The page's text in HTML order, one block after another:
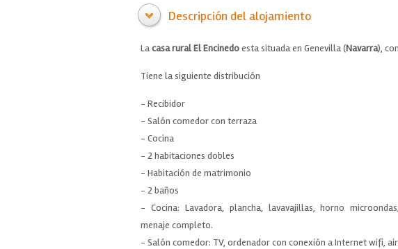
Descripción del alojamiento
Lacasa ruralEl Encinedoesta situada en Genevilla (Navarra),
Tiene la siguiente distribución
- Recibidor
- Salón comedor con terraza
- Cocina
- 2 habitaciones dobles
- Habitación de matrimonio
- 2 baños
- Cocina: Lavadora, plancha, lavavajillas, horno
menaje completo.
- Salón comedor: TV, ordenador con conexión a Internet wifi,